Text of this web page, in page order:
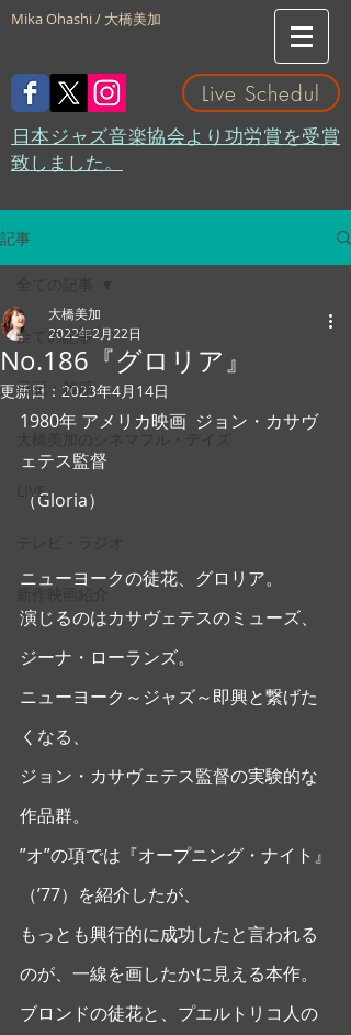
Mika Ohashi / 大橋美加
Live Schedul
​日本ジャズ音楽協会より功労賞を受賞
致しました。
記事
全ての記事
日記・雑感
LIVE
No.186『グロリア』
大橋美加
2022年2月22日
更新日： 2023年4月14日
1980年 アメリカ映画  ジョン・カサヴ
ェテス監督
（Gloria）
ニューヨークの徒花、グロリア。
演じるのはカサヴェテスのミューズ、
ジーナ・ローランズ。
ニューヨーク～ジャズ～即興と繋げた
くなる、
ジョン・カサヴェテス監督の実験的な
作品群。
”オ”の項では『オープニング・ナイト』
（’77）を紹介したが、
もっとも興行的に成功したと言われる
のが、一線を画したかに見える本作。
ブロンドの徒花と、プエルトリコ人の